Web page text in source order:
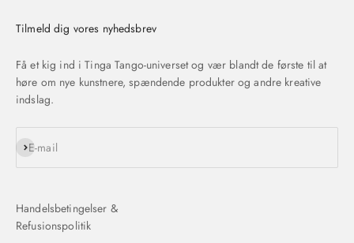
Tilmeld dig vores nyhedsbrev
Få et kig ind i Tinga Tango-universet og vær blandt de første til at
høre om nye kunstnere, spændende produkter og andre kreative
indslag.
E-mail
Abonnér
Handelsbetingelser &
Refusionspolitik